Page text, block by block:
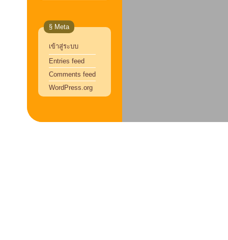
§ Meta
เข้าสู่ระบบ
Entries feed
Comments feed
WordPress.org